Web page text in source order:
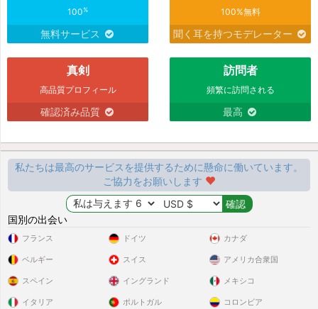
100%
無料サービス
100%無料
聞く耳を持つモデレーター
真剣
高品質プロフィール
確認済み品質
訪問者
頻繁に訪問される
最高
私たちは最高のサービスを提供するために懸命に働いています。
ご協力をお願いします
国別の出会い
フランス
ベルギー
スペイン
イタリア
ドイツ
スイス
イングランド
ポルトガル
カナダ
アメリカ合衆国
メキシコ
コロンビア